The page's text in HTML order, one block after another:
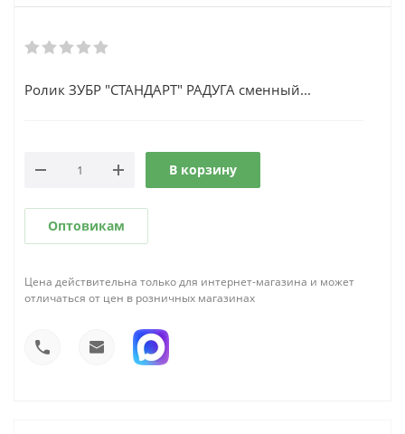
Ролик ЗУБР "СТАНДАРТ" РАДУГА сменный...
В корзину
Оптовикам
Цена действительна только для интернет-магазина и может
отличаться от цен в розничных магазинах